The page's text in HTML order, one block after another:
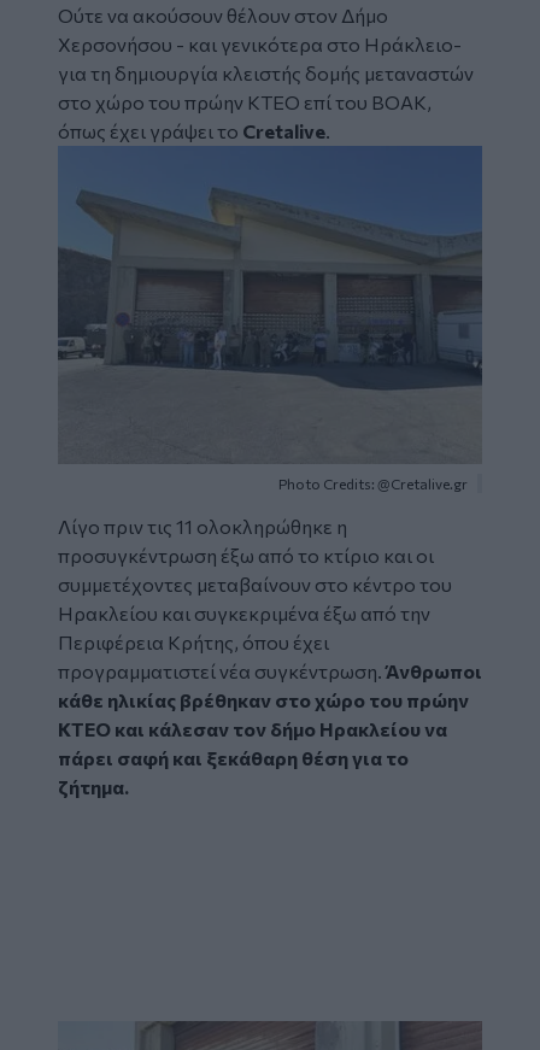
Ούτε να ακούσουν θέλουν στον Δήμο
Χερσονήσου - και γενικότερα στο Ηράκλειο-
για τη δημιουργία κλειστής δομής μεταναστών
στο χώρο του πρώην ΚΤΕΟ επί του ΒΟΑΚ,
όπως έχει γράψει το Cretalive.
Photo Credits: @Cretalive.gr
Λίγο πριν τις 11 ολοκληρώθηκε η
προσυγκέντρωση έξω από το κτίριο και οι
συμμετέχοντες μεταβαίνουν στο κέντρο του
Ηρακλείου και συγκεκριμένα έξω από την
Περιφέρεια Κρήτης, όπου έχει
προγραμματιστεί νέα συγκέντρωση.Άνθρωποι
κάθε ηλικίας βρέθηκαν στο χώρο του πρώην
ΚΤΕΟ και κάλεσαν τον δήμο Ηρακλείου να
πάρει σαφή και ξεκάθαρη θέση για το
ζήτημα.